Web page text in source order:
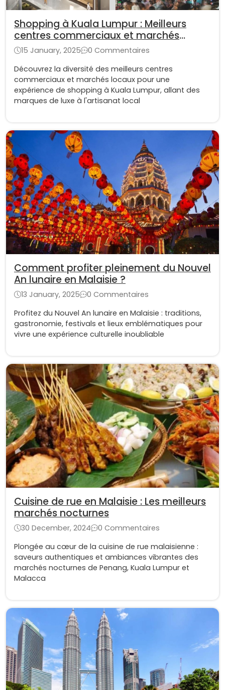
Shopping à Kuala Lumpur : Meilleurs
centres commerciaux et marchés
locaux
15 January, 2025
0 Commentaires
Découvrez la diversité des meilleurs centres
commerciaux et marchés locaux pour une
expérience de shopping à Kuala Lumpur, allant des
marques de luxe à l'artisanat local
Comment profiter pleinement du Nouvel
An lunaire en Malaisie ?
13 January, 2025
0 Commentaires
Profitez du Nouvel An lunaire en Malaisie : traditions,
gastronomie, festivals et lieux emblématiques pour
vivre une expérience culturelle inoubliable
Cuisine de rue en Malaisie : Les meilleurs
marchés nocturnes
30 December, 2024
0 Commentaires
Plongée au cœur de la cuisine de rue malaisienne :
saveurs authentiques et ambiances vibrantes des
marchés nocturnes de Penang, Kuala Lumpur et
Malacca